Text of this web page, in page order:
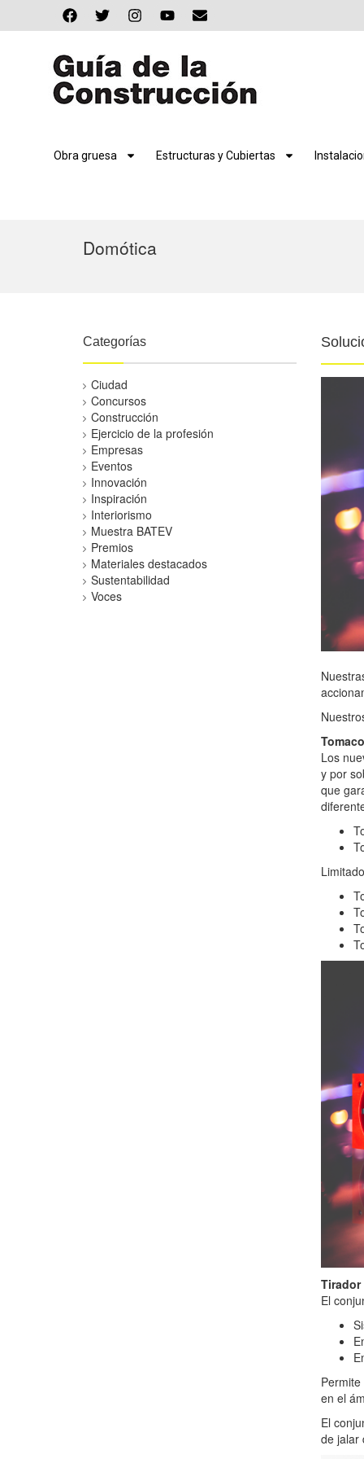
Obra gruesa Estructuras y Cubiertas
Domótica
Categorías
Ciudad
Concursos
Construcción
Ejercicio de la profesión
Empresas
Eventos
Innovación
Inspiración
Interiorismo
Muestra BATEV
Premios
Materiales destacados
Sustentabilidad
Voces
Los
y por
que
Tirador
El
en el
El
de jalar